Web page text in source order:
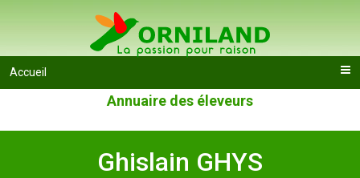
Accueil
Annuaire des éleveurs
Ghislain GHYS